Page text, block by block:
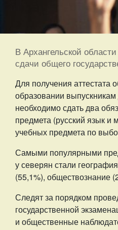
В Архангельской
сдачи общего
Для получения аттестата
образовании
необходимо сдать два
предмета (русский язык и
учебных предмета по
Самыми популярными
у северян стали
(55,1%), обществознание
Следят за порядком
государственной
и общественные